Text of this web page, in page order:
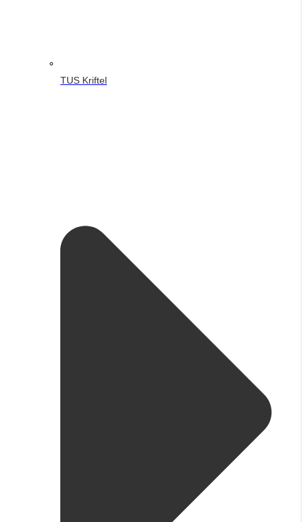
TUS Kriftel